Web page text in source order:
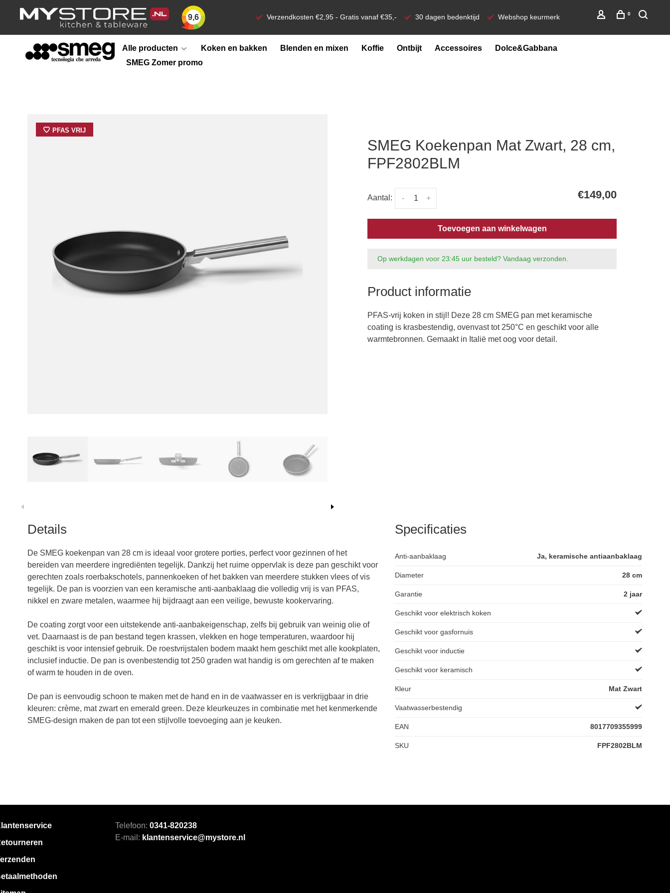
9,6 Verzendkosten €2,95 - Gratis vanaf €35,- 30 dagen bedenktijd Webshop keurmerk 0
Alle producten Koken en bakken Blenden en mixen Koffie Ontbijt Accessoires
Dolce&Gabbana
SMEG Zomer promo
PFAS VRIJ
SMEG Koekenpan Mat Zwart, 28 cm,
FPF2802BLM
Aantal: +
- €149,00
Toevoegen aan winkelwagen
Op werkdagen voor 23:45 uur besteld? Vandaag verzonden.
Product informatie
PFAS-vrij koken in stijl! Deze 28 cm SMEG pan met keramische
coating is krasbestendig, ovenvast tot 250°C en geschikt voor alle
warmtebronnen. Gemaakt in Italië met oog voor detail.
Details
De SMEG koekenpan van 28 cm is ideaal voor grotere porties, perfect voor gezinnen of het
bereiden van meerdere ingrediënten tegelijk. Dankzij het ruime oppervlak is deze pan geschikt voor
gerechten zoals roerbakschotels, pannenkoeken of het bakken van meerdere stukken vlees of vis
tegelijk. De pan is voorzien van een keramische anti-aanbaklaag die volledig vrij is van PFAS,
nikkel en zware metalen, waarmee hij bijdraagt aan een veilige, bewuste kookervaring.
De coating zorgt voor een uitstekende anti-aanbakeigenschap, zelfs bij gebruik van weinig olie of
vet. Daarnaast is de pan bestand tegen krassen, vlekken en hoge temperaturen, waardoor hij
geschikt is voor intensief gebruik. De roestvrijstalen bodem maakt hem geschikt met alle kookplaten,
inclusief inductie. De pan is ovenbestendig tot 250 graden wat handig is om gerechten af te maken
of warm te houden in de oven.
De pan is eenvoudig schoon te maken met de hand en in de vaatwasser en is verkrijgbaar in drie
kleuren: crème, mat zwart en emerald green. Deze kleurkeuzes in combinatie met het kenmerkende
SMEG-design maken de pan tot een stijlvolle toevoeging aan je keuken.
Specificaties
Anti-aanbaklaag Ja, keramische antiaanbaklaag
Diameter 28 cm
Garantie 2 jaar
Geschikt voor elektrisch koken
Geschikt voor gasfornuis
Geschikt voor inductie
Geschikt voor keramisch
Kleur Mat Zwart
Vaatwasserbestendig
EAN 8017709355999
SKU FPF2802BLM
Telefoon: 0341-820238
E-mail: klantenservice@mystore.nl